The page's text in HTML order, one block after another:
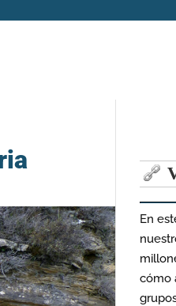
En
cómo